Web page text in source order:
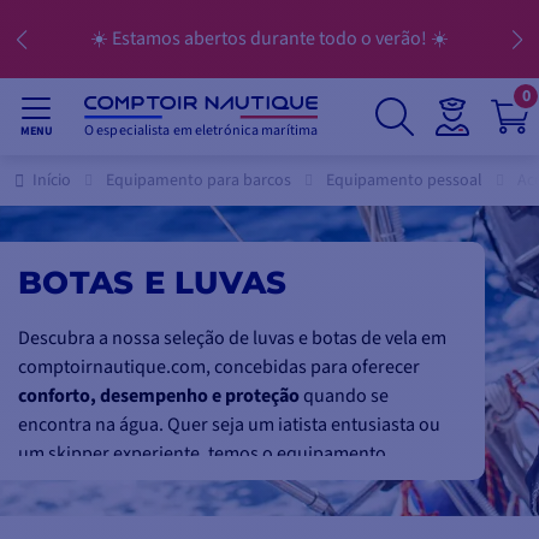
☀️ Estamos abertos durante todo o verão! ☀️
MENU O especialista em eletrónica marítima
0
Início Equipamento para barcos Equipamento pessoal
BOTAS E LUVAS
Descubra a nossa seleção de luvas e botas de vela em
comptoirnautique.com, concebidas para oferecer
conforto, desempenho e proteçãoquando se
encontra na água. Quer seja um iatista entusiasta ou
um skipper experiente, temos o equipamento